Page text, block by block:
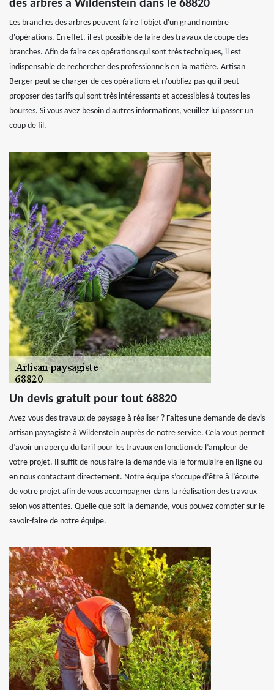
des arbres à Wildenstein dans le 68820
Les branches des arbres peuvent faire l'objet d'un grand nombre
d'opérations. En effet, il est possible de faire des travaux de coupe des
branches. Afin de faire ces opérations qui sont très techniques, il est
indispensable de rechercher des professionnels en la matière. Artisan
Berger peut se charger de ces opérations et n'oubliez pas qu'il peut
proposer des tarifs qui sont très intéressants et accessibles à toutes les
bourses. Si vous avez besoin d'autres informations, veuillez lui passer un
coup de fil.
Un devis gratuit pour tout 68820
Avez-vous des travaux de paysage à réaliser ? Faites une demande de devis
artisan paysagiste à Wildenstein auprès de notre service. Cela vous permet
d’avoir un aperçu du tarif pour les travaux en fonction de l’ampleur de
votre projet. Il suffit de nous faire la demande via le formulaire en ligne ou
en nous contactant directement. Notre équipe s’occupe d’être à l’écoute
de votre projet afin de vous accompagner dans la réalisation des travaux
selon vos attentes. Quelle que soit la demande, vous pouvez compter sur le
savoir-faire de notre équipe.